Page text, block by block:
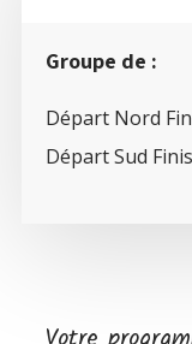
Groupe de :
Départ Nord
Départ Sud